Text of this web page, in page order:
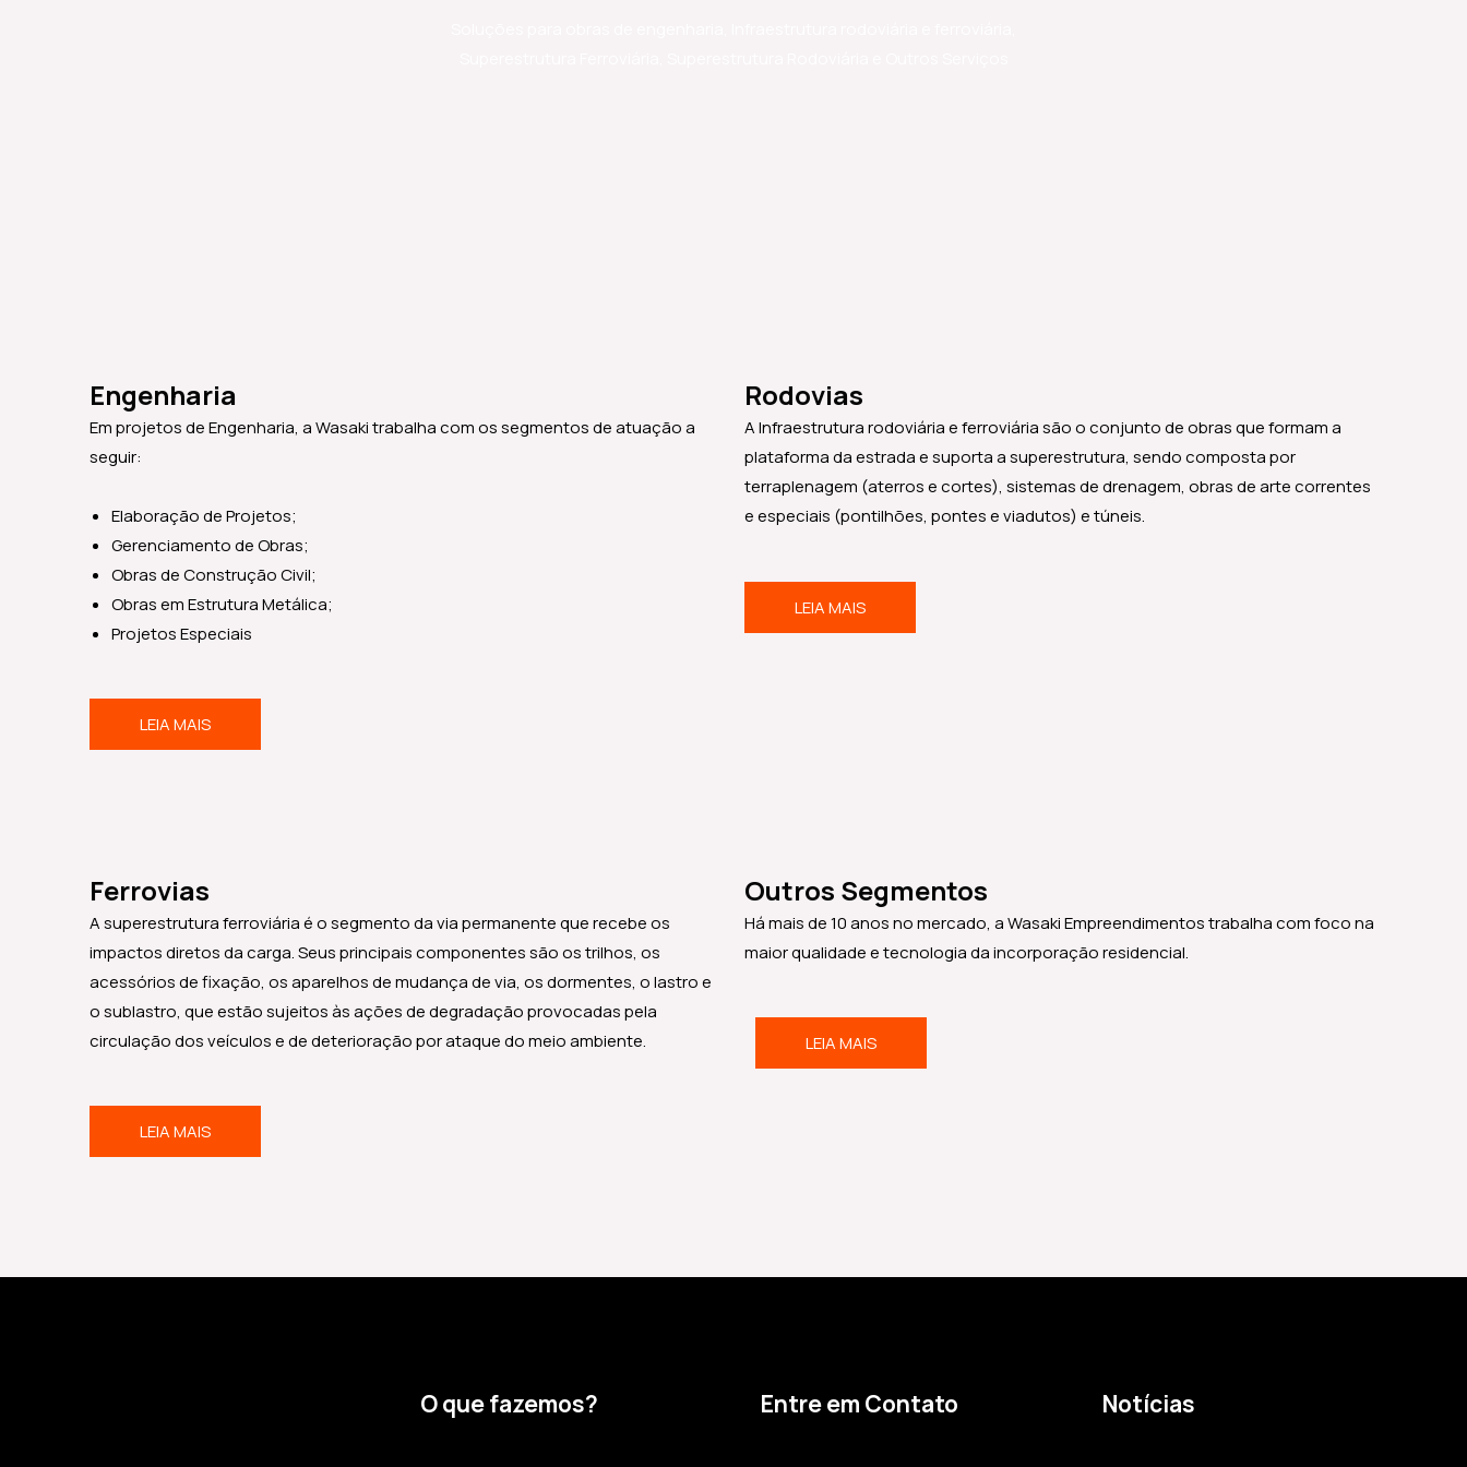
Engenharia
Em projetos de Engenharia, a Wasaki trabalha com os segmentos de atuação a
seguir:
Elaboração de Projetos;
Gerenciamento de Obras;
Obras de Construção Civil;
Obras em Estrutura Metálica;
Projetos Especiais
LEIA MAIS
Rodovias
A Infraestrutura rodoviária e ferroviária são o conjunto de obras que formam a
plataforma da estrada e suporta a superestrutura, sendo composta por
terraplenagem (aterros e cortes), sistemas de drenagem, obras de arte correntes
e especiais (pontilhões, pontes e viadutos) e túneis.
LEIA MAIS
Ferrovias
A superestrutura ferroviária é o segmento da via permanente que recebe os
impactos diretos da carga. Seus principais componentes são os trilhos, os
acessórios de fixação, os aparelhos de mudança de via, os dormentes, o lastro e
o sublastro, que estão sujeitos às ações de degradação provocadas pela
circulação dos veículos e de deterioração por ataque do meio ambiente.
LEIA MAIS
Outros Segmentos
Há mais de 10 anos no mercado, a Wasaki Empreendimentos trabalha com foco na
maior qualidade e tecnologia da incorporação residencial.
LEIA MAIS
O que fazemos? Entre em Contato Notícias